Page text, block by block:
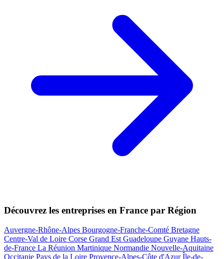
Découvrez les entreprises en France par Région
Auvergne-Rhône-Alpes Bourgogne-Franche-Comté Bretagne
Centre-Val de Loire Corse Grand Est Guadeloupe Guyane Hauts-
de-France La Réunion Martinique Normandie Nouvelle-Aquitaine
Occitanie Pays de la Loire Provence-Alpes-Côte d'AzurÎle-de-